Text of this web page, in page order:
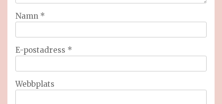
Namn *
E-postadress *
Webbplats